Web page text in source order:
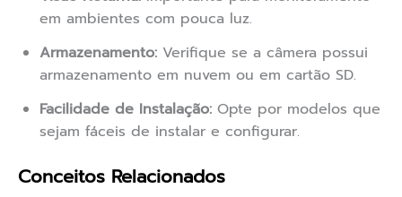
em ambientes com pouca luz.
Armazenamento: Verifique se a câmera possui
armazenamento em nuvem ou em cartão SD.
Facilidade de Instalação: Opte por modelos que
sejam fáceis de instalar e configurar.
Conceitos Relacionados